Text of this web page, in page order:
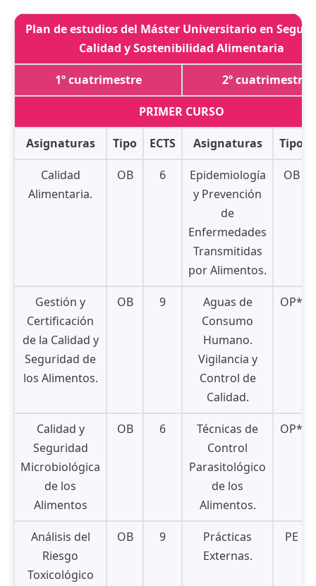
Plan de estudios del Máster Universitario en
Calidad y Sostenibilidad Alimentaria
1º cuatrimestre 2º cuatrimestre
PRIMER CURSO
Asignaturas Tipo ECTS Asignaturas Tipo
Calidad
Alimentaria.
OB 6
Epidemiología
y Prevención
de
Enfermedades
Transmitidas
por Alimentos.
OB
Gestión y
Certificación
de la Calidad y
Seguridad de
los Alimentos.
OB 9
Aguas de
Consumo
Humano.
Vigilancia y
Control de
Calidad.
OP*
Calidad y
Seguridad
Microbiológica
de los
Alimentos
OB 6
Técnicas de
Control
Parasitológico
de los
Alimentos.
OP*
Análisis del
Riesgo
Toxicológico
OB 9
Prácticas
Externas.
PE